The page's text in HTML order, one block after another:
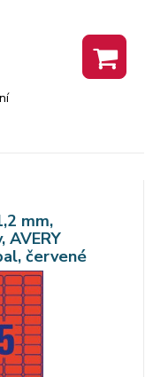
mm,
červené